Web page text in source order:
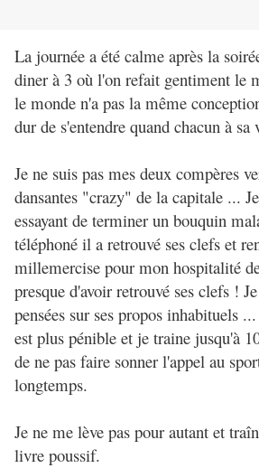
La journée a été calme après la
diner à 3 où l'on refait gentiment le
le monde n'a pas la même
dur de s'entendre quand chacun à
Je ne suis pas mes deux compères
dansantes "crazy" de la capitale ...
essayant de terminer un bouquin
téléphoné il a retrouvé ses clefs et
millemercise pour mon hospitalité
presque d'avoir retrouvé ses clefs !
pensées sur ses propos inhabituels
est plus pénible et je traine jusqu'à
de ne pas faire sonner l'appel au
longtemps.
Je ne me lève pas pour autant et
livre poussif.